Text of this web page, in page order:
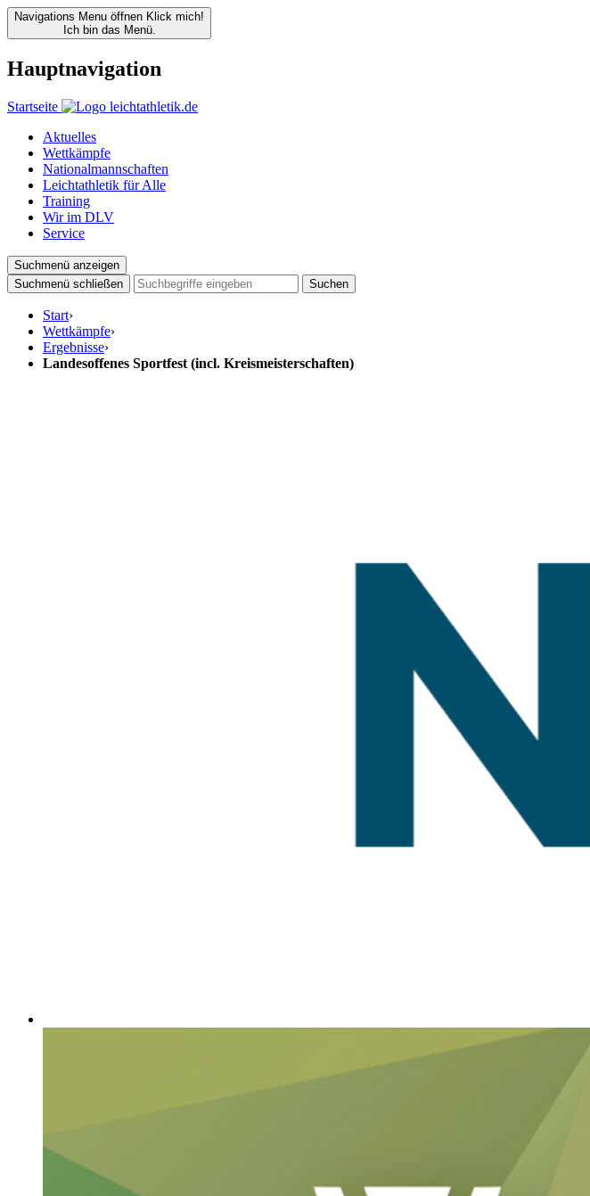
Navigations Menu öffnen Klick mich!
Ich bin das Menü.
Hauptnavigation
Startseite
Aktuelles
Wettkämpfe
Nationalmannschaften
Leichtathletik für Alle
Training
Wir im DLV
Service
Suchmenü anzeigen
Suchmenü schließen
Suchen
Start›
Wettkämpfe›
Ergebnisse›
Landesoffenes Sportfest (incl. Kreismeisterschaften)